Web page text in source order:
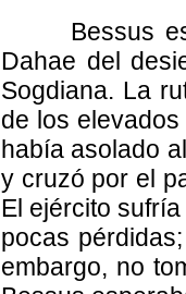
Bessus
Dahae del
Sogdiana. La
de los
había asolado
y cruzó por el
El ejército
pocas
embargo, no